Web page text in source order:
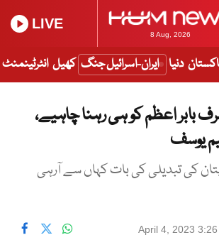
8 Aug, 2026
LIVE
دنیا ایران-اسرائیل جنگ کھیل انٹرٹینمنٹ
بابر اعظم کو ہی رہنا چاہیے،
یوسف
کی تبدیلی کی بات کہاں سے آرہی
April 4, 2023 3:26